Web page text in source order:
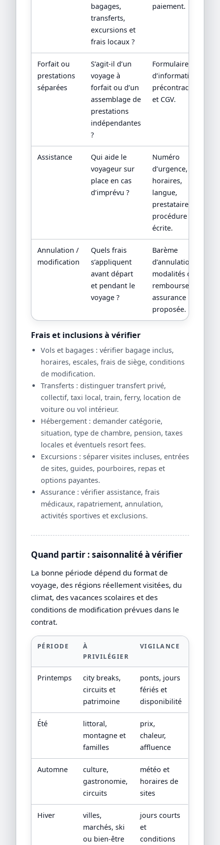
bagages,
transferts,
excursions et
frais locaux ?
paiement.
Forfait ou
prestations
séparées
S’agit-il d’un
voyage à
forfait ou d’un
assemblage de
prestations
indépendantes
?
Formulaire
d’information
précontractuelle
et CGV.
Assistance
Qui aide le
voyageur sur
place en cas
d’imprévu ?
Numéro
d’urgence,
horaires,
langue,
prestataire local,
procédure
écrite.
Annulation /
modification
Quels frais
s’appliquent
avant départ
et pendant le
voyage ?
Barème
d’annulation,
modalités de
remboursement,
assurance
proposée.
Frais et inclusions à vérifier
Vols et bagages : vérifier bagage inclus,
horaires, escales, frais de siège, conditions
de modification.
Transferts : distinguer transfert privé,
collectif, taxi local, train, ferry, location de
voiture ou vol intérieur.
Hébergement : demander catégorie,
situation, type de chambre, pension, taxes
locales et éventuels resort fees.
Excursions : séparer visites incluses, entrées
de sites, guides, pourboires, repas et
options payantes.
Assurance : vérifier assistance, frais
médicaux, rapatriement, annulation,
activités sportives et exclusions.
Quand partir : saisonnalité à vérifier
La bonne période dépend du format de
voyage, des régions réellement visitées, du
climat, des vacances scolaires et des
conditions de modification prévues dans le
contrat.
PÉRIODE
À
PRIVILÉGIER
VIGILANCE
Printemps
city breaks,
circuits et
patrimoine
ponts, jours
fériés et
disponibilité
Été
littoral,
montagne et
familles
prix,
chaleur,
affluence
Automne
culture,
gastronomie,
circuits
météo et
horaires de
sites
Hiver
villes,
marchés, ski
ou bien-être
jours courts
et
conditions